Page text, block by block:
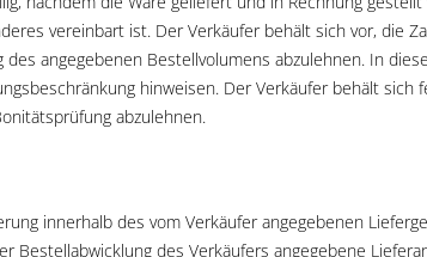
vereinbart ist. Der Verkäufer behält sich vor, die
angegebenen Bestellvolumens abzulehnen. In
hinweisen. Der Verkäufer behält sich
abzulehnen.
innerhalb des vom Verkäufer angegebenen
des Verkäufers angegebene